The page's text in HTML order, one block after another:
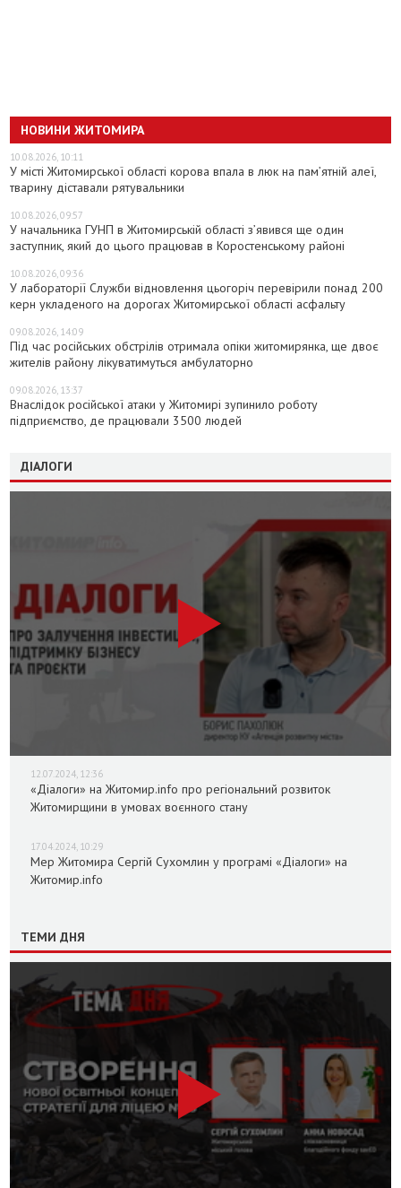
НОВИНИ ЖИТОМИРА
10.08.2026, 10:11
У місті Житомирської області корова впала в люк на пам’ятній алеї,
тварину діставали рятувальники
10.08.2026, 09:57
У начальника ГУНП в Житомирській області з’явився ще один
заступник, який до цього працював в Коростенському районі
10.08.2026, 09:36
У лабораторії Служби відновлення цьогоріч перевірили понад 200
керн укладеного на дорогах Житомирської області асфальту
09.08.2026, 14:09
Під час російських обстрілів отримала опіки житомирянка, ще двоє
жителів району лікуватимуться амбулаторно
09.08.2026, 13:37
Внаслідок російської атаки у Житомирі зупинило роботу
підприємство, де працювали 3500 людей
ДІАЛОГИ
12.07.2024, 12:36
«Діалоги» на Житомир.info про регіональний розвиток
Житомирщини в умовах воєнного стану
17.04.2024, 10:29
Мер Житомира Сергій Сухомлин у програмі «Діалоги» на
Житомир.info
ТЕМИ ДНЯ